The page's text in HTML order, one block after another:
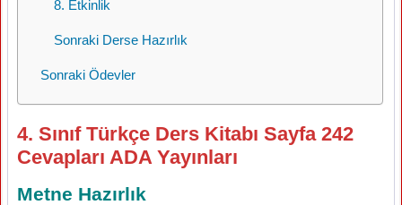
8. Etkinlik
Sonraki Derse Hazırlık
Sonraki Ödevler
4. Sınıf Türkçe Ders Kitabı Sayfa 242
Cevapları ADA Yayınları
Metne Hazırlık